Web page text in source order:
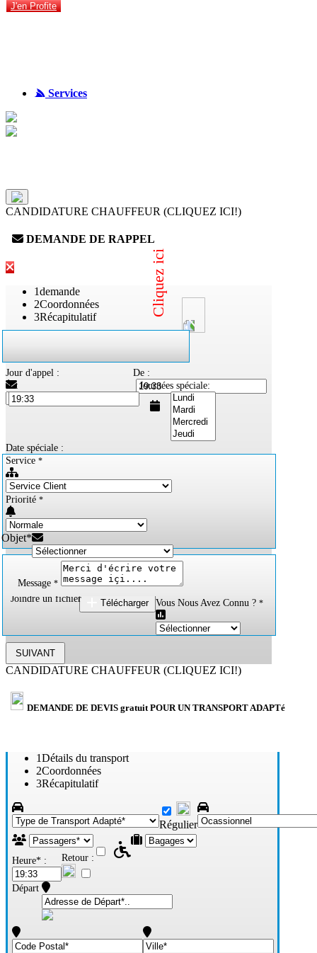
J'en Profite
Services
Cliquez ici
CANDIDATURE CHAUFFEUR (CLIQUEZ ICI!)
DEMANDE DE RAPPEL
1demande
2Coordonnées
3Récapitulatif
Jour d'appel :
De :
À :
Journées spéciale:
Date spéciale :
Service *
Priorité *
Objet*
Message *
Joindre un fichier Télécharger Vous Nous Avez Connu ? *
SUIVANT
CANDIDATURE CHAUFFEUR (CLIQUEZ ICI!)
DEMANDE DE DEVIS gratuit POUR UN TRANSPORT ADAPTé
1Détails du transport
2Coordonnées
3Récapitulatif
Régulier
Heure* : Retour :
Départ